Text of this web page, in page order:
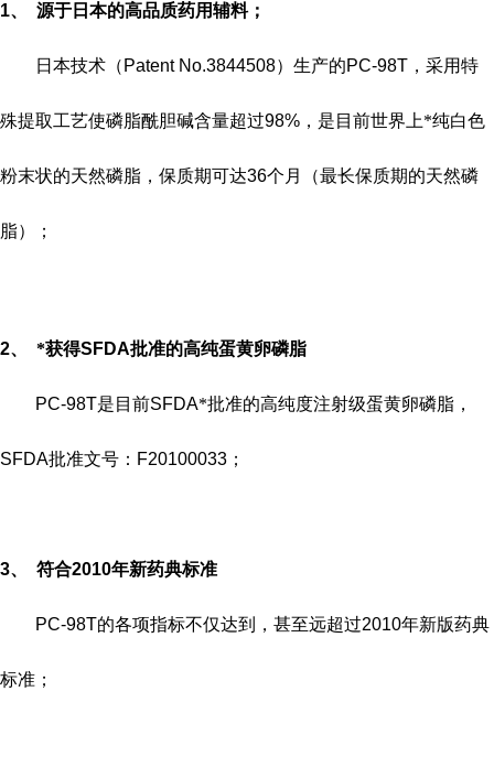
1、 源于日本的高品质药用辅料；
日本技术（ Patent No.3844508）生产的PC-98T ，采用特
殊提取工艺使磷脂酰胆碱含量超过98% ，是目前世界上*纯白色
粉末状的天然磷脂，保质期可达36个月（最长保质期的天然磷
脂）；
2、 *获得SFDA批准的高纯蛋黄卵磷脂
PC-98T是目前SFDA*批准的高纯度注射级蛋黄卵磷脂，
SFDA批准文号： F20100033 ；
3、 符合2010年新药典标准
PC-98T的各项指标不仅达到，甚至远超过2010年新版药典
标准；